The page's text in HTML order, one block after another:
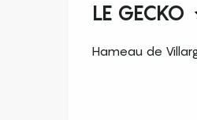
LE GECKO
Hameau de